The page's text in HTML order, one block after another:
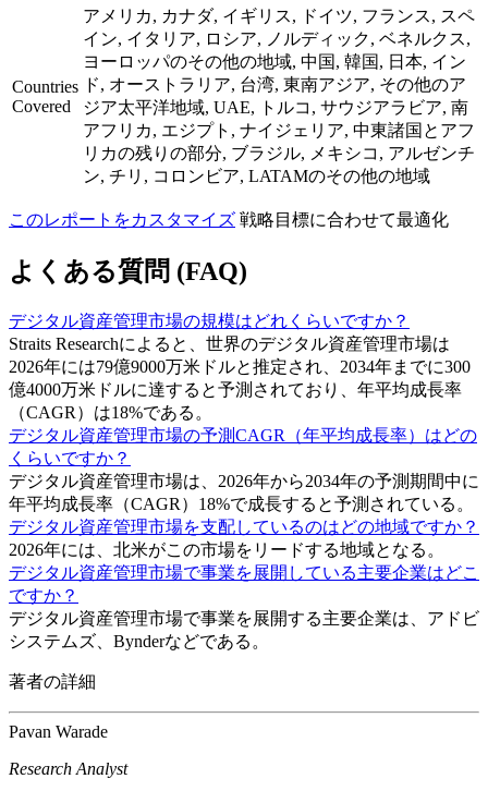
Countries
Covered
アメリカ, カナダ, イギリス, ドイツ, フランス, スペ
イン, イタリア, ロシア, ノルディック, ベネルクス,
ヨーロッパのその他の地域, 中国, 韓国, 日本, イン
ド, オーストラリア, 台湾, 東南アジア, その他のア
ジア太平洋地域, UAE, トルコ, サウジアラビア, 南
アフリカ, エジプト, ナイジェリア, 中東諸国とアフ
リカの残りの部分, ブラジル, メキシコ, アルゼンチ
ン, チリ, コロンビア, LATAMのその他の地域
このレポートをカスタマイズ 戦略目標に合わせて最適化
よくある質問 (FAQ)
デジタル資産管理市場の規模はどれくらいですか？
Straits Researchによると、世界のデジタル資産管理市場は
2026年には79億9000万米ドルと推定され、2034年までに300
億4000万米ドルに達すると予測されており、年平均成長率
（CAGR）は18%である。
デジタル資産管理市場の予測CAGR（年平均成長率）はどの
くらいですか？
デジタル資産管理市場は、2026年から2034年の予測期間中に
年平均成長率（CAGR）18%で成長すると予測されている。
デジタル資産管理市場を支配しているのはどの地域ですか？
2026年には、北米がこの市場をリードする地域となる。
デジタル資産管理市場で事業を展開している主要企業はどこ
ですか？
デジタル資産管理市場で事業を展開する主要企業は、アドビ
システムズ、Bynderなどである。
著者の詳細
Pavan Warade
Research Analyst